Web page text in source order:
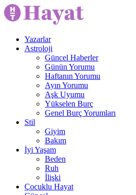
Yazarlar
Astroloji
Güncel Haberler
Günün Yorumu
Haftanın Yorumu
Ayın Yorumu
Aşk Uyumu
Yükselen Burç
Genel Burç Yorumları
Stil
Giyim
Bakım
İyi Yaşam
Beden
Ruh
İlişki
Çocuklu Hayat